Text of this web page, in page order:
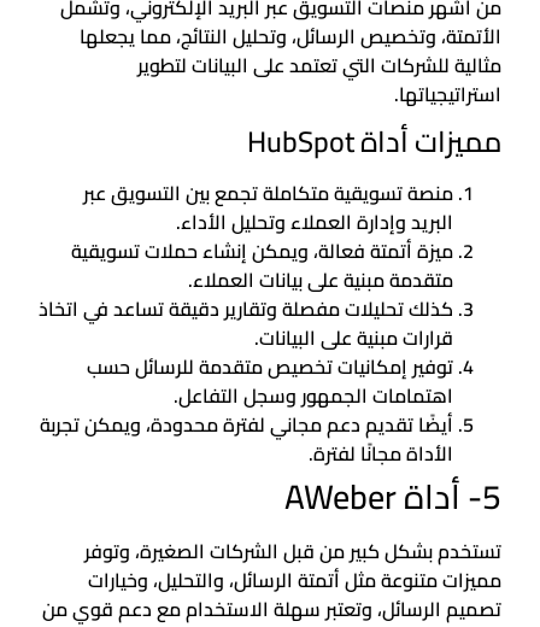
من أشهر منصات التسويق عبر البريد الإلكتروني، وتشمل
الأتمتة، وتخصيص الرسائل، وتحليل النتائج، مما يجعلها
مثالية للشركات التي تعتمد على البيانات لتطوير
استراتيجياتها.
مميزات أداة HubSpot
منصة تسويقية متكاملة تجمع بين التسويق عبر
البريد وإدارة العملاء وتحليل الأداء.
ميزة أتمتة فعالة، ويمكن إنشاء حملات تسويقية
متقدمة مبنية على بيانات العملاء.
كذلك تحليلات مفصلة وتقارير دقيقة تساعد في اتخاذ
قرارات مبنية على البيانات.
توفير إمكانيات تخصيص متقدمة للرسائل حسب
اهتمامات الجمهور وسجل التفاعل.
أيضًا تقديم دعم مجاني لفترة محدودة، ويمكن تجربة
الأداة مجانًا لفترة.
5- أداة AWeber
تستخدم بشكل كبير من قبل الشركات الصغيرة، وتوفر
مميزات متنوعة مثل أتمتة الرسائل، والتحليل، وخيارات
تصميم الرسائل، وتعتبر سهلة الاستخدام مع دعم قوي من